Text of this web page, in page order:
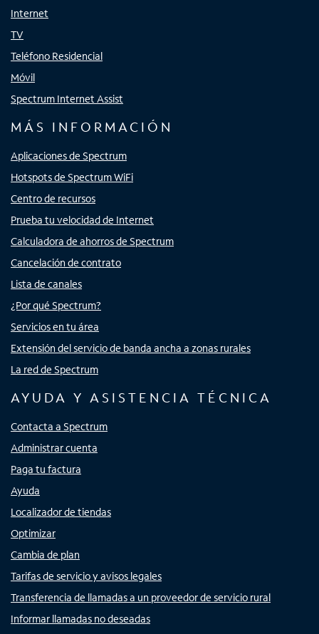
Internet
TV
Teléfono Residencial
Móvil
Spectrum Internet Assist
MÁS INFORMACIÓN
Aplicaciones de Spectrum
Hotspots de Spectrum WiFi
Centro de recursos
Prueba tu velocidad de Internet
Calculadora de ahorros de Spectrum
Cancelación de contrato
Lista de canales
¿Por qué Spectrum?
Servicios en tu área
Extensión del servicio de banda ancha a zonas rurales
La red de Spectrum
AYUDA Y ASISTENCIA TÉCNICA
Contacta a Spectrum
Administrar cuenta
Paga tu factura
Ayuda
Localizador de tiendas
Optimizar
Cambia de plan
Tarifas de servicio y avisos legales
Transferencia de llamadas a un proveedor de servicio rural
Informar llamadas no deseadas